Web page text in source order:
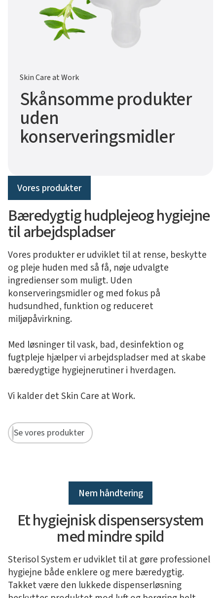
Skin Care at Work
Skånsomme produkter
uden
konserveringsmidler
Vores produkter
Bæredygtig hudplejeog hygiejne
til arbejdspladser
Vores produkter er udviklet til at rense, beskytte
og pleje huden med så få, nøje udvalgte
ingredienser som muligt. Uden
konserveringsmidler og med fokus på
hudsundhed, funktion og reduceret
miljøpåvirkning.
Med løsninger til vask, bad, desinfektion og
fugtpleje hjælper vi arbejdspladser med at skabe
bæredygtige hygiejnerutiner i hverdagen.
Vi kalder det Skin Care at Work.
Se vores produkter
Nem håndtering
Et hygiejnisk dispensersystem
med mindre spild
Sterisol System er udviklet til at gøre professionel
hygiejne både enklere og mere bæredygtig.
Takket være den lukkede dispenserløsning